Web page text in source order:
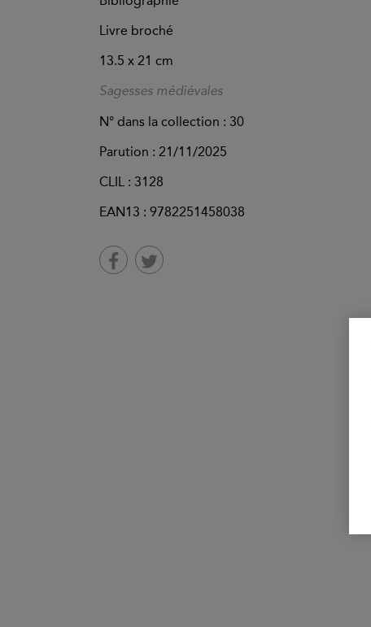
Livre broché
13.5 x 21 cm
Sagesses médiévales
N° dans la collection : 30
Parution : 21/11/2025
CLIL : 3128
EAN13 : 9782251458038